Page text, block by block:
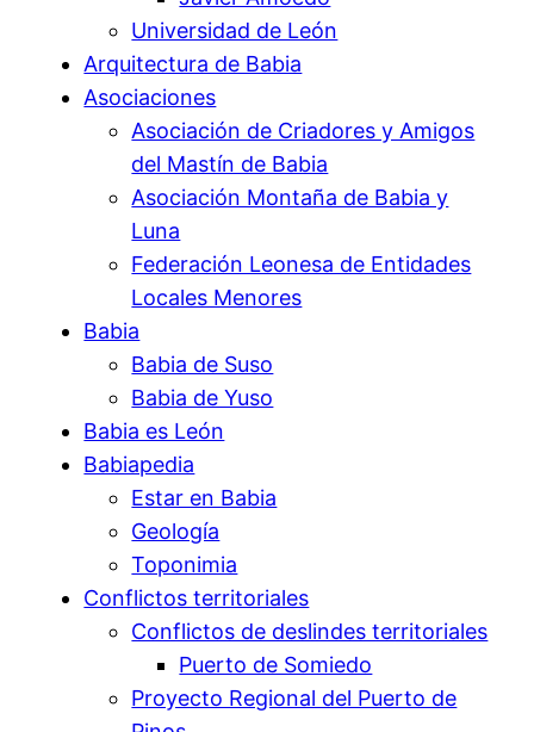
Universidad de León
Arquitectura de Babia
Asociaciones
Asociación de Criadores y Amigos
del Mastín de Babia
Asociación Montaña de Babia y
Luna
Federación Leonesa de Entidades
Locales Menores
Babia
Babia de Suso
Babia de Yuso
Babia es León
Babiapedia
Estar en Babia
Geología
Toponimia
Conflictos territoriales
Conflictos de deslindes territoriales
Puerto de Somiedo
Proyecto Regional del Puerto de